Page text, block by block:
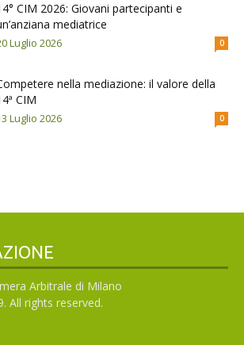
CIM 2026: Giovani partecipanti e
mediatrice
Luglio 2026 0
nella mediazione: il valore della
CIM
Luglio 2026 0
Arbitrale di Milano
All rights reserved.